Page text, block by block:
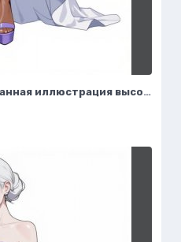
Элегантный силуэт: Изысканная иллюстрация высокой моды. Изображение из нейронной сети Flux 1